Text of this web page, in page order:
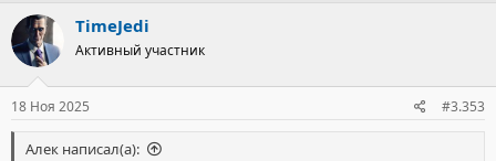
скорость может достичь 1,9 – 2М.
@RussianArms
#авиация
@divgen | divgen.ru | Ⓜ️ Max
TimeJedi
Активный участник
18 Ноя 2025 #3.353
Алек написал(а):